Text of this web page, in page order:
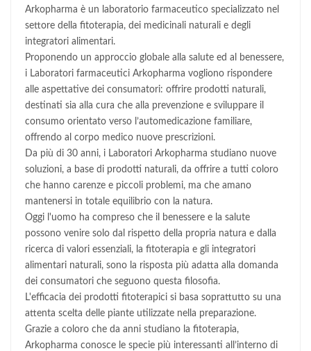
Arkopharma è un laboratorio farmaceutico specializzato nel
settore della fitoterapia, dei medicinali naturali e degli
integratori alimentari.
Proponendo un approccio globale alla salute ed al benessere,
i Laboratori farmaceutici Arkopharma vogliono rispondere
alle aspettative dei consumatori: offrire prodotti naturali,
destinati sia alla cura che alla prevenzione e sviluppare il
consumo orientato verso l’automedicazione familiare,
offrendo al corpo medico nuove prescrizioni.
Da più di 30 anni, i Laboratori Arkopharma studiano nuove
soluzioni, a base di prodotti naturali, da offrire a tutti coloro
che hanno carenze e piccoli problemi, ma che amano
mantenersi in totale equilibrio con la natura.
Oggi l'uomo ha compreso che il benessere e la salute
possono venire solo dal rispetto della propria natura e dalla
ricerca di valori essenziali, la fitoterapia e gli integratori
alimentari naturali, sono la risposta più adatta alla domanda
dei consumatori che seguono questa filosofia.
L'efficacia dei prodotti fitoterapici si basa soprattutto su una
attenta scelta delle piante utilizzate nella preparazione.
Grazie a coloro che da anni studiano la fitoterapia,
Arkopharma conosce le specie più interessanti all’interno di